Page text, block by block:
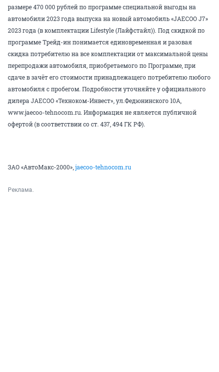
размере 470 000 рублей по программе специальной выгоды на
автомобили 2023 года выпуска на новый автомобиль «JAECOO J7»
2023 года (в комплектации Lifestyle (Лайфстайл)). Под скидкой по
программе Трейд-ин понимается единовременная и разовая
скидка потребителю на все комплектации от максимальной цены
перепродажи автомобиля, приобретаемого по Программе, при
сдаче в зачёт его стоимости принадлежащего потребителю любого
автомобиля с пробегом. Подробности уточняйте у официального
дилера JAECOO «Техноком-Инвест», ул.Федюнинского 10А,
www.jaecoo-tehnocom.ru. Информация не является публичной
офертой (в соответствии со ст. 437, 494 ГК РФ).
ЗАО «АвтоМакс-2000»,jaecoo-tehnocom.ru
Реклама.